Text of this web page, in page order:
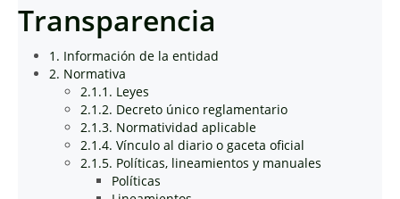
Transparencia
1. Información de la entidad
2. Normativa
2.1.1. Leyes
2.1.2. Decreto único reglamentario
2.1.3. Normatividad aplicable
2.1.4. Vínculo al diario o gaceta oficial
2.1.5. Políticas, lineamientos y manuales
Políticas